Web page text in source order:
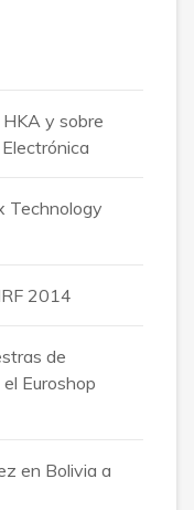
y sobre
Technology
2014
de
Euroshop
en Bolivia a